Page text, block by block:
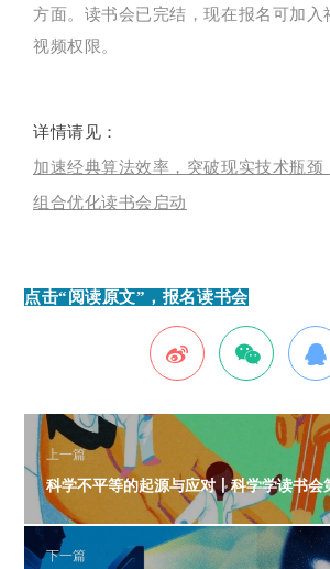
方面。 读书会已完结，现在报名可加入
视频权限。
详情请见：
加速经典算法效率，突破现实技术瓶
组合优化读书会启动
点击“阅读原文”，报名读书会
上一篇
科学不平等的起源与应对丨科学学读书会
下一篇